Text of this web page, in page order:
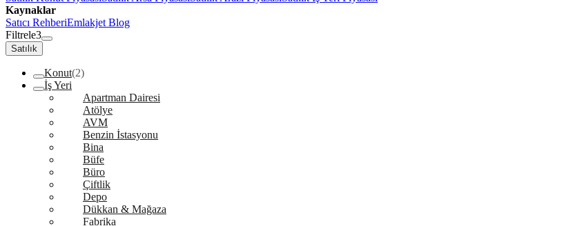
Kaynaklar
Satıcı RehberiEmlakjet Blog
Filtrele3
Satılık
Konut(2)
İş Yeri
Apartman Dairesi
Atölye
AVM
Benzin İstasyonu
Bina
Büfe
Büro
Çiftlik
Depo
Dükkan & Mağaza
Fabrika